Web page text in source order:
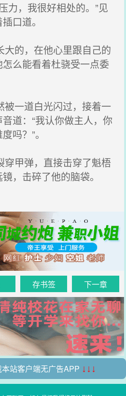
力，我很好相处的。”见
口道。
的，在他心里跟自己的
么能看着杜骁受一点委
一道白光闪过，接着一
道：“我认你做主人，你
吗？”。
甲弹，直接击穿了魁梧
，击碎了他的脑袋。
存书签 下一章
站客户端无广告APP ↓↓↓